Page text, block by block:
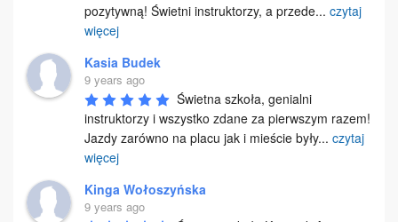
pozytywną! Świetni instruktorzy, a przede... czytaj
więcej
Kasia Budek
9 years ago
Świetna szkoła, genialni
instruktorzy i wszystko zdane za pierwszym razem!
Jazdy zarówno na placu jak i mieście były... czytaj
więcej
Kinga Wołoszyńska
9 years ago